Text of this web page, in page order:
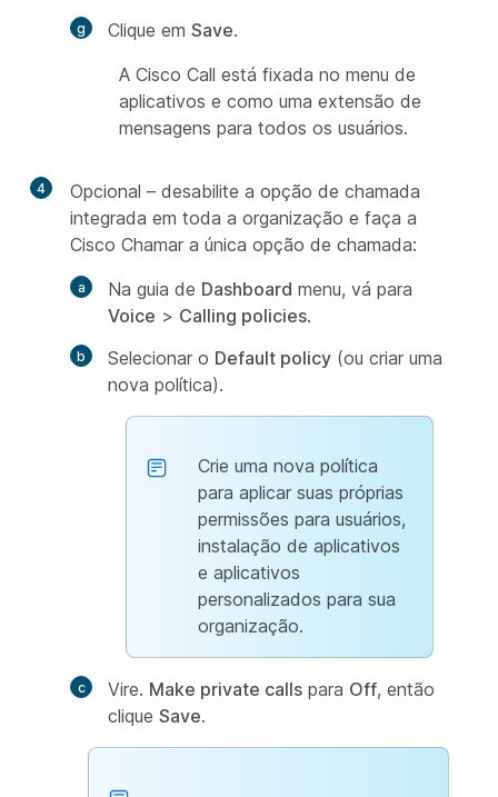
Clique em Save.
A Cisco Call está fixada no menu de
aplicativos e como uma extensão de
mensagens para todos os usuários.
4
Opcional – desabilite a opção de chamada
integrada em toda a organização e faça a
Cisco Chamar a única opção de chamada:
Na guia de Dashboard menu, vá para
Voice > Calling policies.
Selecionar o Default policy (ou criar uma
nova política).
Crie uma nova política
para aplicar suas próprias
permissões para usuários,
instalação de aplicativos
e aplicativos
personalizados para sua
organização.
Vire. Make private calls para Off, então
clique Save.